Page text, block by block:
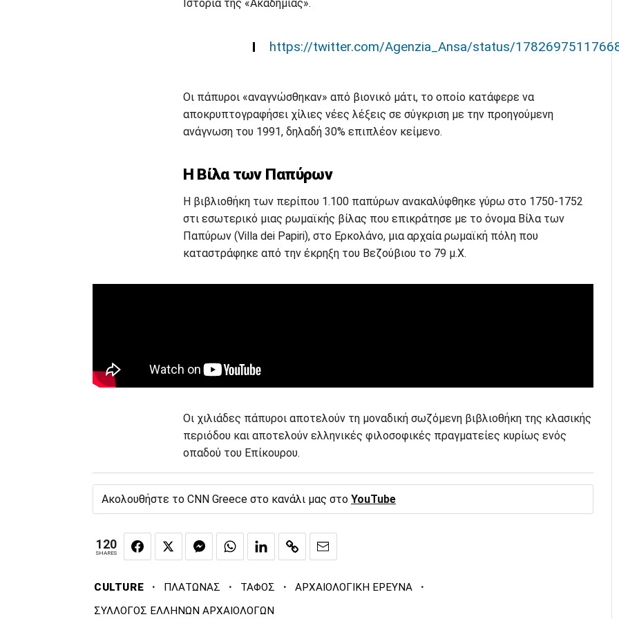
Ιστορία της «Ακαδημίας».
https://twitter.com/Agenzia_Ansa/status/
Οι πάπυροι «αναγνώσθηκαν» από βιονικό μάτι, το οποίο κατάφερε να
αποκρυπτογραφήσει χίλιες νέες λέξεις σε σύγκριση με την προηγούμενη
ανάγνωση του 1991, δηλαδή 30% επιπλέον κείμενο.
Η Βίλα των Παπύρων
Η βιβλιοθήκη των περίπου 1.100 παπύρων ανακαλύφθηκε γύρω στο 1750-1752
στι εσωτερικό μιας ρωμαϊκής βίλας που επικράτησε με το όνομα Βίλα των
Παπύρων (Villa dei Papiri), στο Ερκολάνο, μια αρχαία ρωμαϊκή πόλη που
καταστράφηκε από την έκρηξη του Βεζούβιου το 79 μ.Χ.
Οι χιλιάδες πάπυροι αποτελούν τη μοναδική σωζόμενη βιβλιοθήκη της κλασικής
περιόδου και αποτελούν ελληνικές φιλοσοφικές πραγματείες κυρίως ενός
οπαδού του Επίκουρου.
Ακολουθήστε το CNN Greece στο κανάλι μας στο YouTube
120
SHARES
CULTURE · ΠΛΑΤΩΝΑΣ · ΤΑΦΟΣ · ΑΡΧΑΙΟΛΟΓΙΚΗ ΕΡΕΥΝΑ ·
ΣΥΛΛΟΓΟΣ ΕΛΛΗΝΩΝ ΑΡΧΑΙΟΛΟΓΩΝ